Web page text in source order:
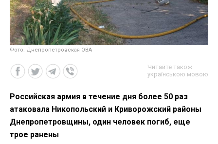
Фото: Днепропетровская ОВА
Читайте також
українською мовою
Российская армия в течение дня более 50 раз
атаковала Никопольский и Криворожский районы
Днепропетровщины, один человек погиб, еще
трое ранены